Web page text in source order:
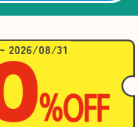
2026/08/31